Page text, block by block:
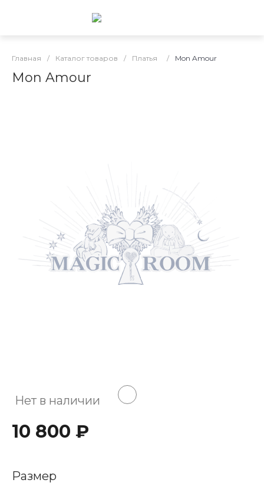
Главная / Каталог товаров / Платья / Mon Amour
Mon Amour
Нет в наличии
10 800 ₽
Размер